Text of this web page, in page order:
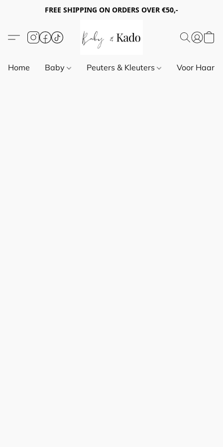
FREE SHIPPING ON ORDERS OVER €50,-
Home Baby Peuters & Kleuters Voor Haar